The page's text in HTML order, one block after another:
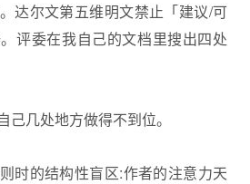
达尔文第五维明文禁止「建议/可
评委在我自己的文档里搜出四处
几处地方做得不到位。
时的结构性盲区:作者的注意力天